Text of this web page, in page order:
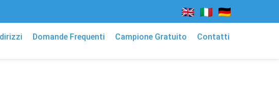
Domande Frequenti Campione Gratuito Contatti